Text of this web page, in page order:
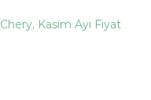
Chery, Kasım Ayı Fiyat